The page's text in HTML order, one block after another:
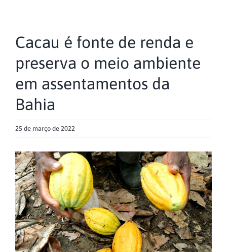
Cacau é fonte de renda e
preserva o meio ambiente
em assentamentos da
Bahia
25 de março de 2022
View
Larger
Image